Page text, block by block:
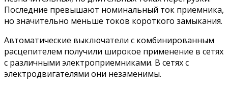
Последние превышают номинальный ток приемника,
но значительно меньше токов короткого замыкания.
Автоматические выключатели с комбинированным
расцепителем получили широкое применение в сетях
с различными электроприемниками. В сетях с
электродвигателями они незаменимы.